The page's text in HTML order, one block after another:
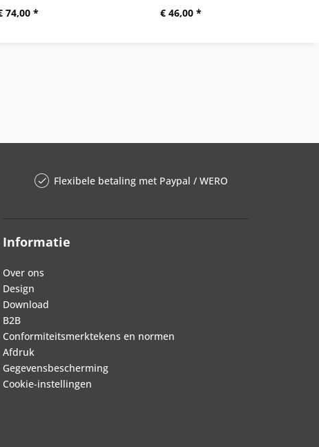
74,00 *
€ 46,00 *
Flexibele betaling met Paypal / WERO
Informatie
Over ons
Design
Download
B2B
Conformiteitsmerktekens en normen
Afdruk
Gegevensbescherming
Cookie-instellingen